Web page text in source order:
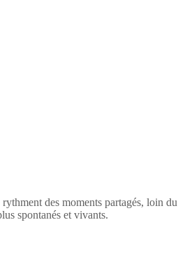
des moments partagés, loin
spontanés et vivants.